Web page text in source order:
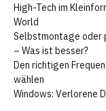
High-Tech im
World
Selbstmontage oder
– Was ist besser?
Den richtigen
wählen
Windows: Verlorene